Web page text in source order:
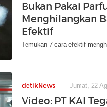
Bukan Pakai
Menghilangkan
Efektif
Temukan 7 cara efektif
detikNews Jumat, 22
Video: PT KAI